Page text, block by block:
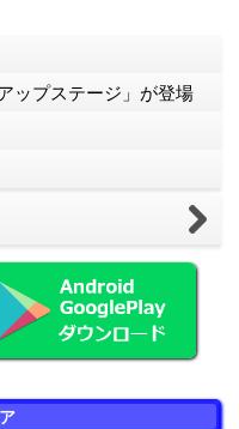
ップステージ」が登場